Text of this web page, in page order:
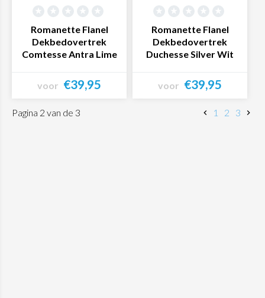
Romanette Flanel
Dekbedovertrek
Comtesse Antra Lime
voor €39,95
Bekijk product
Romanette Flanel
Dekbedovertrek
Duchesse Silver Wit
voor €39,95
Bekijk product
Pagina 2 van de 3 1 2 3